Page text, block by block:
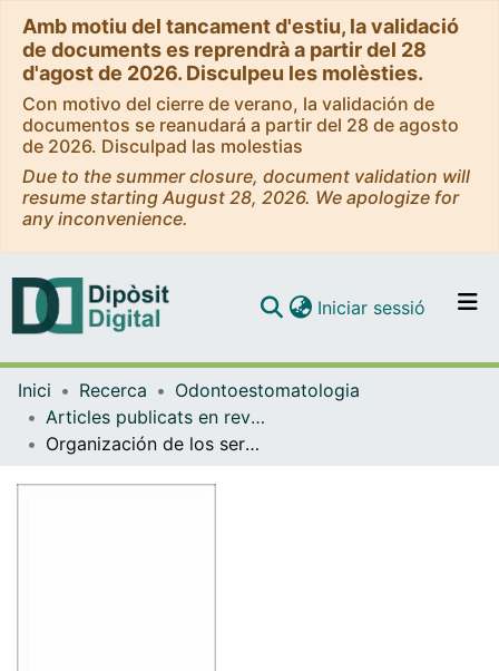
Amb motiu del tancament d'estiu, la validació
de documents es reprendrà a partir del 28
d'agost de 2026. Disculpeu les molèsties.
Con motivo del cierre de verano, la validación de
documentos se reanudará a partir del 28 de agosto
de 2026. Disculpad las molestias
Due to the summer closure, document validation will
resume starting August 28, 2026. We apologize for
any inconvenience.
Navega per tot el DD
Iniciar sessió (current)
Inici Recerca
Odontoestomatologia
Articles publicats en revistes (Odontoestomatologia)
Organización de los servicios dentales en el Reino Unido